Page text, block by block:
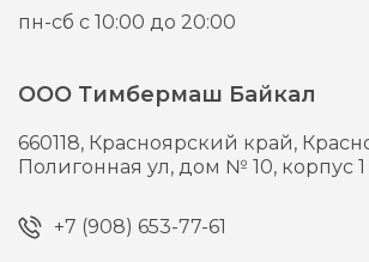
пн-сб с 10:00 до 20:00
ООО Тимбермаш Байкал
660118, Красноярский край,
Полигонная ул, дом № 10, корпус 1
+7 (908) 653-77-61